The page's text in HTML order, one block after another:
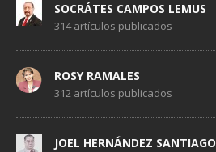
SOCRÁTES CAMPOS LEMUS
314 artículos publicados
ROSY RAMALES
312 artículos publicados
JOEL HERNÁNDEZ SANTIAGO